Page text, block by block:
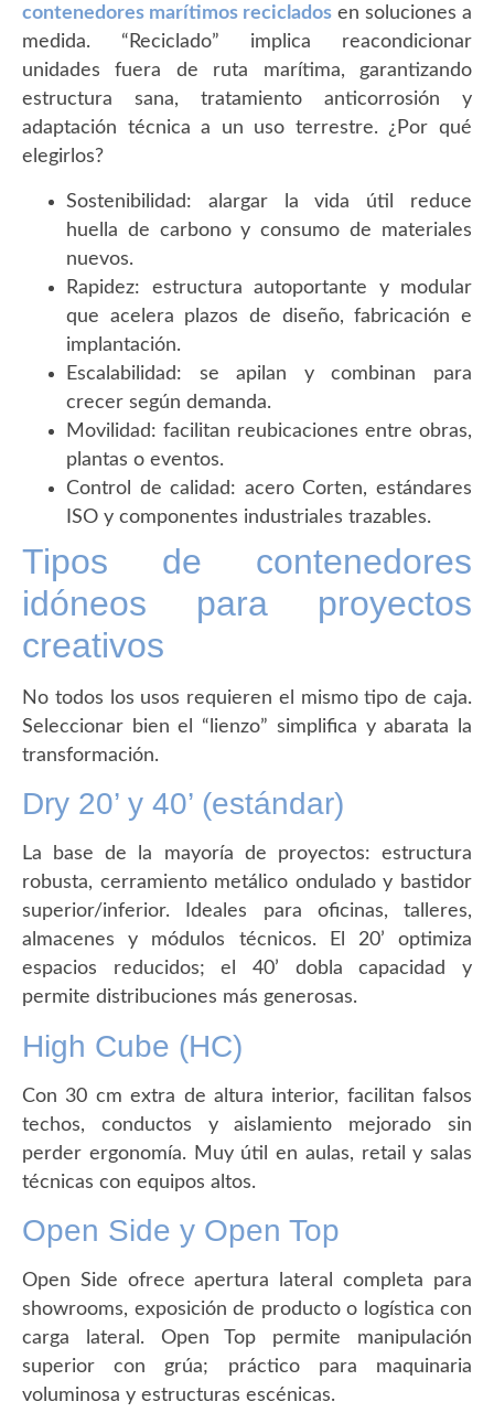
contenedores marítimos reciclados en soluciones a
medida. “Reciclado” implica reacondicionar
unidades fuera de ruta marítima, garantizando
estructura sana, tratamiento anticorrosión y
adaptación técnica a un uso terrestre. ¿Por qué
elegirlos?
Sostenibilidad: alargar la vida útil reduce
huella de carbono y consumo de materiales
nuevos.
Rapidez: estructura autoportante y modular
que acelera plazos de diseño, fabricación e
implantación.
Escalabilidad: se apilan y combinan para
crecer según demanda.
Movilidad: facilitan reubicaciones entre obras,
plantas o eventos.
Control de calidad: acero Corten, estándares
ISO y componentes industriales trazables.
Tipos de contenedores
idóneos para proyectos
creativos
No todos los usos requieren el mismo tipo de caja.
Seleccionar bien el “lienzo” simplifica y abarata la
transformación.
Dry 20’ y 40’ (estándar)
La base de la mayoría de proyectos: estructura
robusta, cerramiento metálico ondulado y bastidor
superior/inferior. Ideales para oficinas, talleres,
almacenes y módulos técnicos. El 20’ optimiza
espacios reducidos; el 40’ dobla capacidad y
permite distribuciones más generosas.
High Cube (HC)
Con 30 cm extra de altura interior, facilitan falsos
techos, conductos y aislamiento mejorado sin
perder ergonomía. Muy útil en aulas, retail y salas
técnicas con equipos altos.
Open Side y Open Top
Open Side ofrece apertura lateral completa para
showrooms, exposición de producto o logística con
carga lateral. Open Top permite manipulación
superior con grúa; práctico para maquinaria
voluminosa y estructuras escénicas.